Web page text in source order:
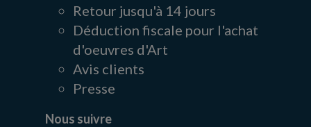
Retour jusqu'à 14 jours
Déduction fiscale pour l'achat
d'oeuvres d'Art
Avis clients
Presse
Nous suivre